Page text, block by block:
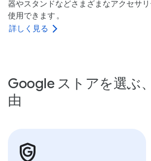
器やスタンドなどさまざまなアクセサ
使用できます 。
詳しく見る
Google ストアを選ぶ
由